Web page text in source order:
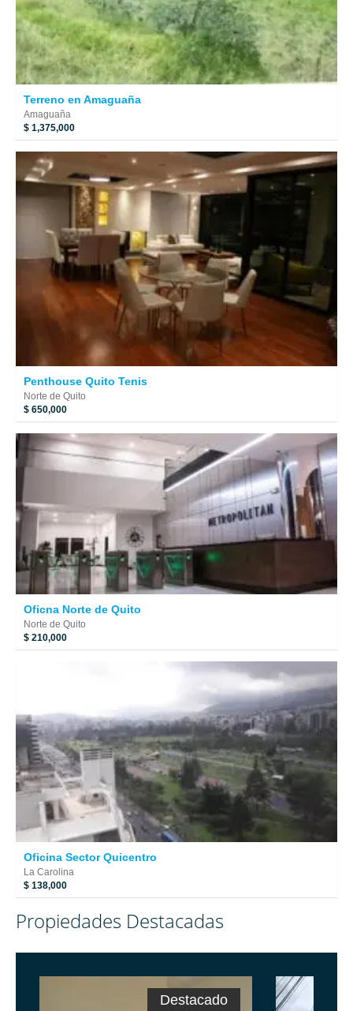
Terreno en Amaguaña
Amaguaña
$ 1,375,000
Penthouse Quito Tenis
Norte de Quito
$ 650,000
Oficna Norte de Quito
Norte de Quito
$ 210,000
Oficina Sector Quicentro
La Carolina
$ 138,000
Propiedades Destacadas
Destacado